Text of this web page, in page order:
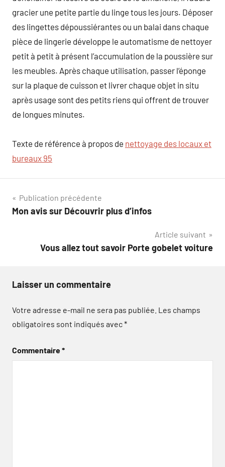
gracier une petite partie du linge tous les jours. Déposer
des lingettes dépoussiérantes ou un balai dans chaque
pièce de lingerie développe le automatisme de nettoyer
petit à petit à présent l’accumulation de la poussière sur
les meubles. Après chaque utilisation, passer l’éponge
sur la plaque de cuisson et livrer chaque objet in situ
après usage sont des petits riens qui offrent de trouver
de longues minutes.
Texte de référence à propos de nettoyage des locaux et
bureaux 95
Navigation
de
Publication précédente
Mon avis sur Découvrir plus d’infos
Article suivant
Vous allez tout savoir Porte gobelet voiture
Laisser un commentaire
Votre adresse e-mail ne sera pas publiée. Les champs
obligatoires sont indiqués avec*
Commentaire*